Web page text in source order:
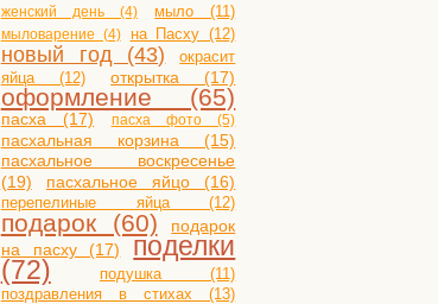
женский день (4)
мыло (11)
мыловарение (4) на Пасху (12)
новый год (43)
окрасит
яйца (12)
открытка (17)
оформление (65)
пасха (17) пасха фото (5)
пасхальная корзина (15)
пасхальное воскресенье
(19)
пасхальное яйцо (16)
перепелиные яйца (12)
подарок (60)
подарок
на пасху (17)
поделки
(72)
подушка (11)
поздравления в стихах (13)